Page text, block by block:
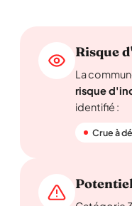
Risque
La
risque
identifié :
Crue à